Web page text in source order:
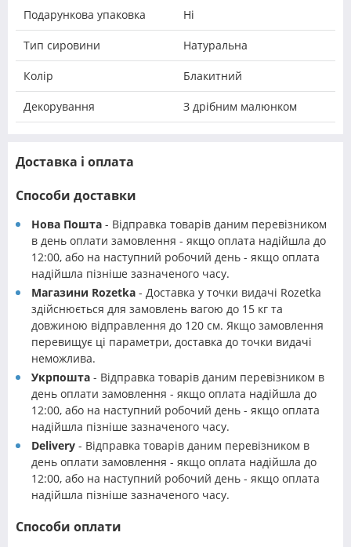
Подарункова упаковка Ні
Тип сировини Натуральна
Колір Блакитний
Декорування З дрібним малюнком
Доставка і оплата
Способи доставки
Нова Пошта - Відправка товарів даним перевізником
в день оплати замовлення - якщо оплата надійшла до
12:00, або на наступний робочий день - якщо оплата
надійшла пізніше зазначеного часу.
Магазини Rozetka - Доставка у точки видачі Rozetka
здійснюється для замовлень вагою до 15 кг та
довжиною відправлення до 120 см. Якщо замовлення
перевищує ці параметри, доставка до точки видачі
неможлива.
Укрпошта - Відправка товарів даним перевізником в
день оплати замовлення - якщо оплата надійшла до
12:00, або на наступний робочий день - якщо оплата
надійшла пізніше зазначеного часу.
Delivery - Відправка товарів даним перевізником в
день оплати замовлення - якщо оплата надійшла до
12:00, або на наступний робочий день - якщо оплата
надійшла пізніше зазначеного часу.
Способи оплати